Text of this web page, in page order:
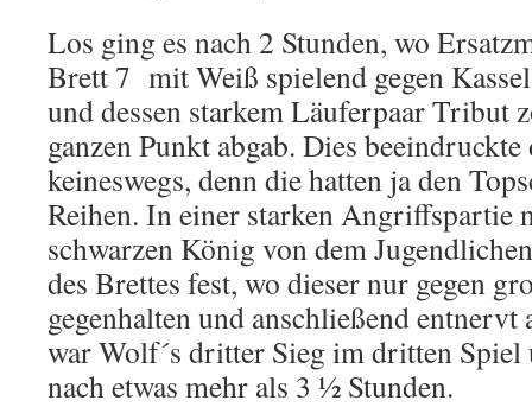
Los ging es nach 2 Stunden, wo
Brett 7 mit Weiß spielend gegen
und dessen starkem Läuferpaar Tribut
ganzen Punkt abgab. Dies
keineswegs, denn die hatten ja den
Reihen. In einer starken Angriffspartie
schwarzen König von dem
des Brettes fest, wo dieser nur gegen
gegenhalten und anschließend entnervt
war Wolf´s dritter Sieg im dritten
nach etwas mehr als 3 ½ Stunden.